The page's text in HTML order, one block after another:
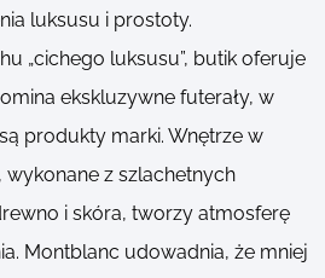
luksusu i prostoty.
„cichego luksusu”, butik oferuje
ekskluzywne futerały, w
produkty marki. Wnętrze w
z szlachetnych
i skóra, tworzy atmosferę
Montblanc udowadnia, że mniej